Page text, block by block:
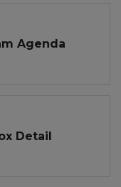
Agenda
Detail